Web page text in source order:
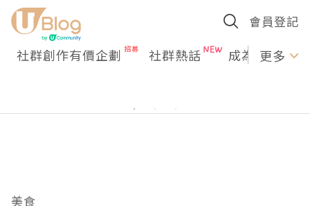
會員登記
社群創作有價企劃 社群熱話 成為U更多
美食